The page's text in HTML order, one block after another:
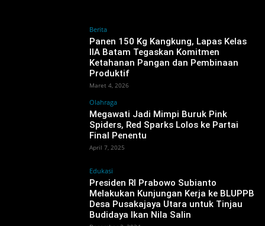
Berita
Panen 150 Kg Kangkung, Lapas Kelas
IIA Batam Tegaskan Komitmen
Ketahanan Pangan dan Pembinaan
Produktif
Maret 4, 2026
Olahraga
Megawati Jadi Mimpi Buruk Pink
Spiders, Red Sparks Lolos ke Partai
Final Penentu
April 7, 2025
Edukasi
Presiden RI Prabowo Subianto
Melakukan Kunjungan Kerja ke BLUPPB
Desa Pusakajaya Utara untuk Tinjau
Budidaya Ikan Nila Salin